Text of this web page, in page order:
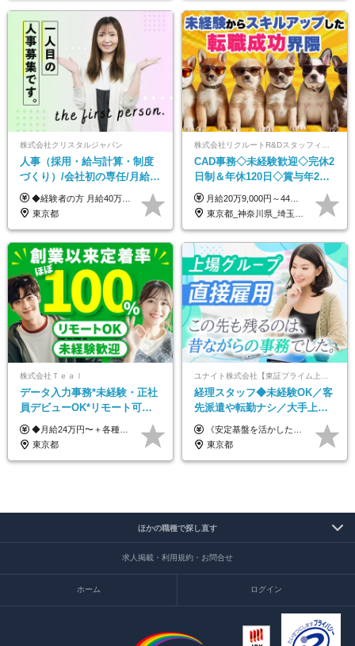
株式会社クリスタルジャパン
人事（採用・給与計算・制度
づくり）/会社初の専任/月給40
万円～可/残業10h/土日祝休み/
年休120日以上
◆経験者の方 月給40万円～65万円＋賞与年2回 【給与イメージ】 人事経験5年程度：月給45万円～ ◆未経験の方 月給35万円～65万円＋賞与年2回 ※経験・スキルを考慮のうえ、優遇いたします。 ※試用期間は3ヶ月です。期間中の給与・待遇に変更はありません。 ※上記月給には、固定残業代（月45時間分／8.8万円～16.5万円）を含みます。 ※固定残業時間を超過した場合は、超過分を別途全額支給いたします。 【固定残業代について】 固定残業45時間分（88,000円～165,000円）を含む ※超過分は別途全額支給
東京都
CAD事務◇未経験歓迎◇完休2
日制＆年休120日◇賞与年2回
◇住宅手当制度・社員寮あ
り/j1
月給20万9,000円～44万円 ※試用期間6カ月あり（期間中の待遇に変更なし） ※経験・能力・前給を考慮の上、決定いたします ※時間外手当100％支給 ※派遣就業先が変更となる場合には、就業規則、労使協定等に基づき賃金が変更となる可能性があります
東京都_神奈川県_埼玉県_千葉県_大阪府_愛知県_青森県_岩手県_宮城県_秋田県_山形県_福島県_茨城県_栃木県_群馬県_山梨県_長野県_福井県_静岡県_岐阜県_三重県_兵庫県_京都府_滋賀県_奈良県_広島県_岡山県_山口県_香川県_福岡県_熊本県_佐賀県_長崎県_大分県_宮崎県_鹿児島県
株式会社Ｔｅａｌ
データ入力事務*未経験・正社
員デビューOK*リモート可能*
年間休日124日*面接1回*実働
7.5時間
◆月給24万円〜＋各種手当 ※残業代全額支給 ※試用期間6ヶ月（期間中も給与・待遇に変更なし）
東京都
経理スタッフ◆未経験OK／客
先派遣や転勤ナシ／大手上場
グループ／駅徒歩2分／実働7
時間15分／残業ほぼなし
《安定基盤を活かした各種手当も支給します！》 ★地域手当…月14,000円～30,000円（帯同家族の有無などにより異なる） ★資格手当…月3,000～5,000円（建設業経理士1級・2級など） ◇月給21万円～＋諸手当＋賞与年2回（4.0ヶ月※2024年度実績）／大卒以上 ◇月給20万円～＋諸手当＋賞与年2回（4.0ヶ月※2024年度実績）／短大卒以上 ◇月給19万円～＋諸手当＋賞与年2回（4.0ヶ月※2024年度実績）／中卒以上 ※残業代は発生分を支給します ※経験・年齢・前職給与を考慮して決定いたします （試用期間2ヶ月有。待遇に変更はありません）
東京都
ほかの職種で探し直す
求人掲載・利用規約・お問合せ
ホーム ログイン